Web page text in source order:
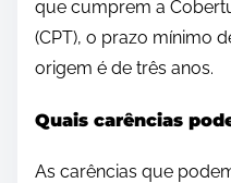
que cumprem a
(CPT), o prazo mínimo
origem é de três anos.
Quais carências
As carências que